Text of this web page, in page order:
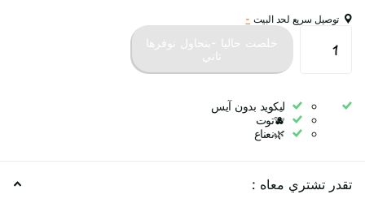
توصيل سريع لحد البيت -
خلصت حاليا -بنحاول نوفرها
تاني
ليكويد بدون آيس
🫐توت
🌿نعناع
تقدر تشتري معاه :